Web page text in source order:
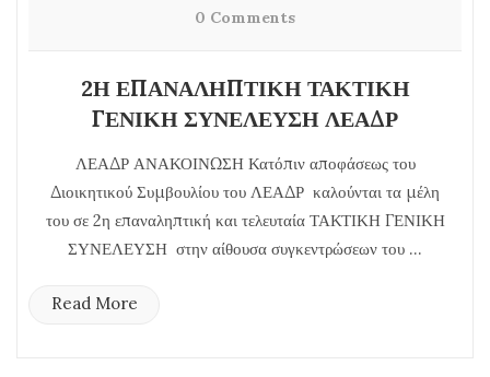
0 Comments
2Η ΕΠΑΝΑΛΗΠΤΙΚΗ ΤΑΚΤΙΚΗ
ΓΕΝΙΚΗ ΣΥΝΕΛΕΥΣΗ ΛΕΑΔΡ
ΛΕΑΔΡ ΑΝΑΚΟΙΝΩΣΗ Κατόπιν αποφάσεως του
Διοικητικού Συμβουλίου του ΛΕΑΔΡ καλούνται τα μέλη
του σε 2η επαναληπτική και τελευταία ΤΑΚΤΙΚΗ ΓΕΝΙΚΗ
ΣΥΝΕΛΕΥΣΗ στην αίθουσα συγκεντρώσεων του ...
Read More